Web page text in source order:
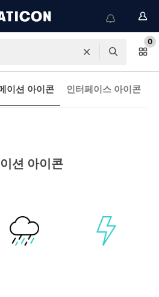
0
이션 아이콘 인터페이스 아이콘
션 아이콘